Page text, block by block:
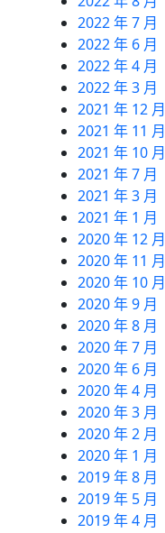
2022 年 7 月
2022 年 6 月
2022 年 4 月
2022 年 3 月
2021 年 12 月
2021 年 11 月
2021 年 10 月
2021 年 7 月
2021 年 3 月
2021 年 1 月
2020 年 12 月
2020 年 11 月
2020 年 10 月
2020 年 9 月
2020 年 8 月
2020 年 7 月
2020 年 6 月
2020 年 4 月
2020 年 3 月
2020 年 2 月
2020 年 1 月
2019 年 8 月
2019 年 5 月
2019 年 4 月